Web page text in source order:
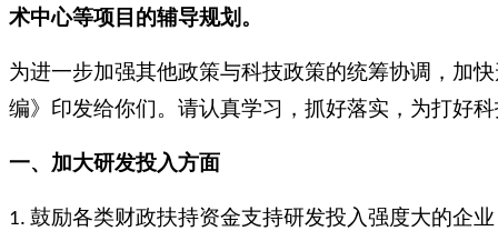
术中心等项目的辅导规划。
为进一步加强其他政策与科技政策的统筹协调，加
编》印发给你们。请认真学习，抓好落实，为打好
一、加大研发投入方面
1. 鼓励各类财政扶持资金支持研发投入强度大的企